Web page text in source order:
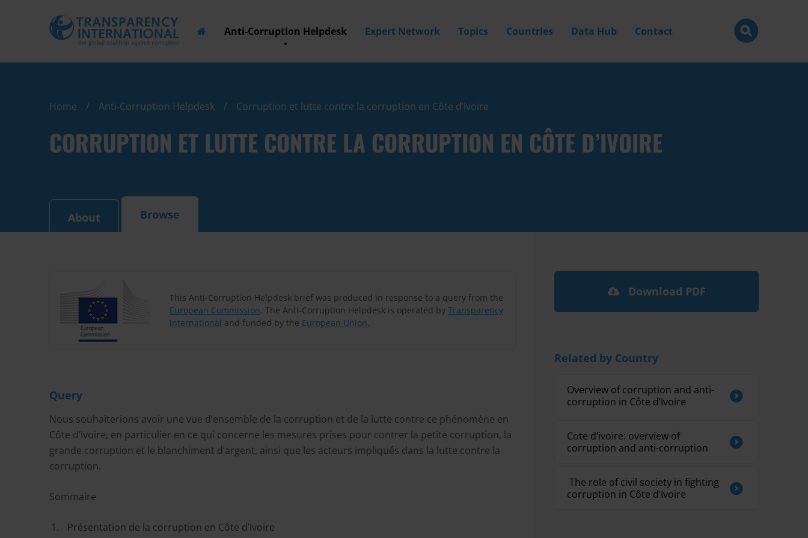
Anti-Corruption Helpdesk Expert Network Topics Countries Data Hub Contact
Home Anti-Corruption Helpdesk Corruption et lutte contre la corruption en Côte d’Ivoire
CORRUPTION ET LUTTE CONTRE LA CORRUPTION EN CÔTE D’IVOIRE
About Browse
This Anti-Corruption Helpdesk brief was produced in response to a query from the
European Commission. The Anti-Corruption Helpdesk is operated by Transparency
International and funded by the European Union.
Query
Nous souhaiterions avoir une vue d’ensemble de la corruption et de la lutte contre ce phénomène en
Côte d’Ivoire, en particulier en ce qui concerne les mesures prises pour contrer la petite corruption, la
grande corruption et le blanchiment d’argent, ainsi que les acteurs impliqués dans la lutte contre la
corruption.
Sommaire
Présentation de la corruption en Côte d’Ivoire
Download PDF
Related by Country
Overview of corruption and anti-
corruption in Côte d’Ivoire
Cote d’ivoire: overview of
corruption and anti-corruption
​ The role of civil society in fighting
corruption in Côte d’Ivoire